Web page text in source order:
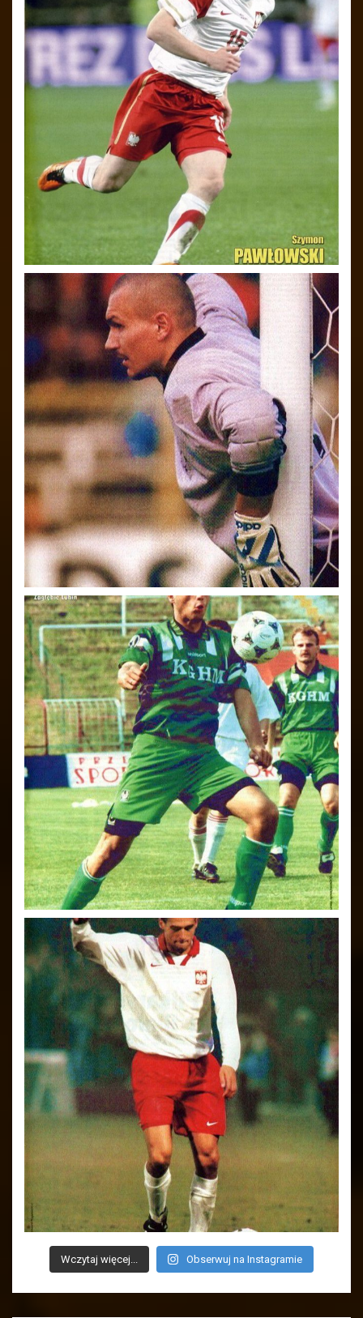
Wczytaj więcej... Obserwuj na Instagramie